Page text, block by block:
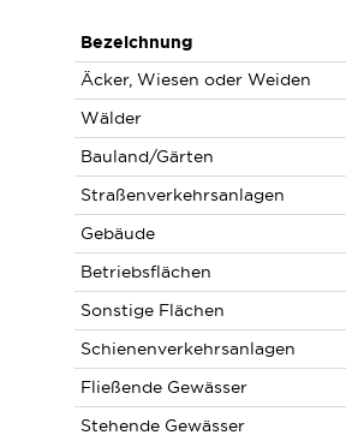
Bezeichnung
Äcker, Wiesen oder Weiden
Wälder
Bauland/Gärten
Straßenverkehrsanlagen
Gebäude
Betriebsflächen
Sonstige Flächen
Schienenverkehrsanlagen
Fließende Gewässer
Stehende Gewässer